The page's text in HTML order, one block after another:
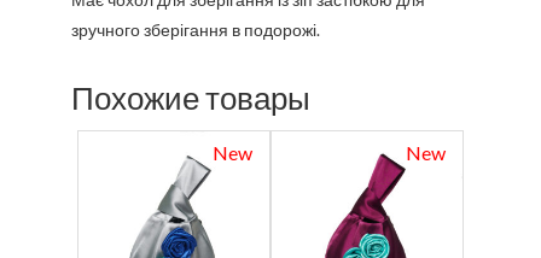
зручного зберігання в подорожі.
Похожие товары
New New